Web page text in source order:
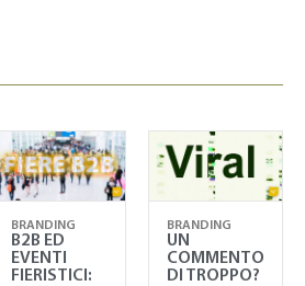
BRANDING
B2B ED
EVENTI
FIERISTICI:
BRANDING
UN
COMMENTO
DI TROPPO?